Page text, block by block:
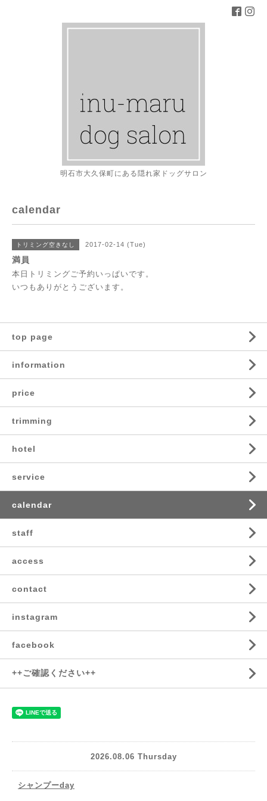
明石市大久保町にある隠れ家ドッグサロン
calendar
トリミング空きなし 2017-02-14 (Tue)
満員
本日トリミングご予約いっぱいです。
いつもありがとうございます。
top page
information
price
trimming
hotel
service
calendar
staff
access
contact
instagram
facebook
++ご確認ください++
2026.08.06 Thursday
シャンプーday